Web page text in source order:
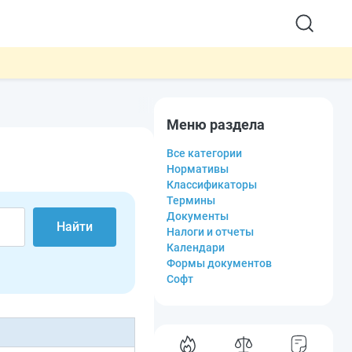
Найти
Меню раздела
Все категории
Нормативы
Классификаторы
Термины
Документы
Налоги и отчеты
Календари
Формы документов
Софт